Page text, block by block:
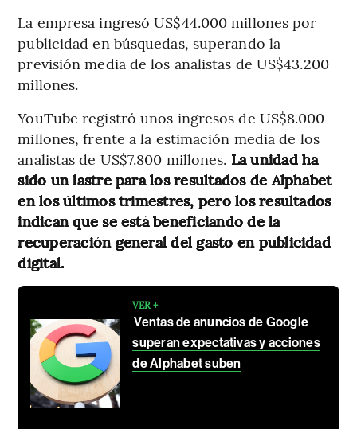
La empresa ingresó US$44.000 millones por
publicidad en búsquedas, superando la
previsión media de los analistas de US$43.200
millones.
YouTube registró unos ingresos de US$8.000
millones, frente a la estimación media de los
analistas de US$7.800 millones. La unidad ha
sido un lastre para los resultados de Alphabet
en los últimos trimestres, pero los resultados
indican que se está beneficiando de la
recuperación general del gasto en publicidad
digital.
VER +
Ventas de anuncios de Google
superan expectativas y acciones
de Alphabet suben